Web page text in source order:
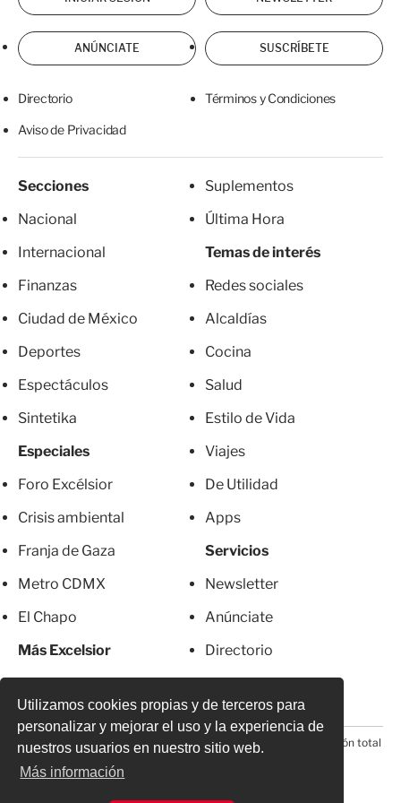
Utilizamos cookies propias y de terceros para
personalizar y mejorar el uso y la experiencia de
nuestros usuarios en nuestro sitio web.
Más información
ANÚNCIATE SUSCRÍBETE
Directorio Términos y Condiciones
Aviso de Privacidad
Secciones
Nacional
Internacional
Finanzas
Ciudad de México
Deportes
Espectáculos
Sintetika
Especiales
Foro Excélsior
Crisis ambiental
Franja de Gaza
Metro CDMX
El Chapo
Más Excelsior
Mujeres
Suplementos
Última Hora
Temas de interés
Redes sociales
Alcaldías
Cocina
Salud
Estilo de Vida
Viajes
De Utilidad
Apps
Servicios
Newsletter
Anúnciate
Directorio
Suscripciones
© 2026 Todos los derechos reservados. Prohibida la reproducción total
o parcial, incluyendo cualquier medio electrónico*